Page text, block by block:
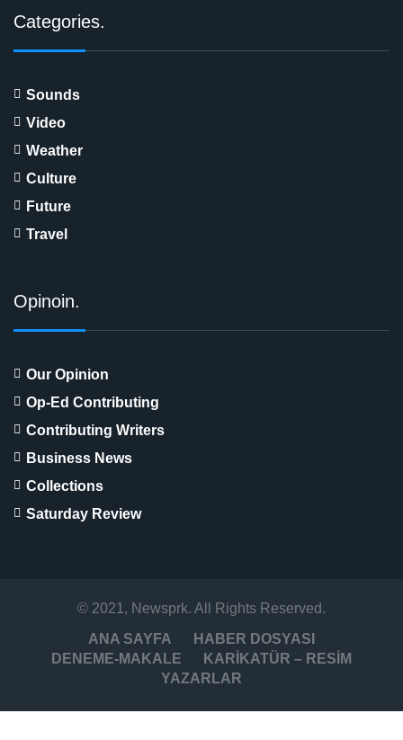
Categories.
Sounds
Video
Weather
Culture
Future
Travel
Opinoin.
Our Opinion
Op-Ed Contributing
Contributing Writers
Business News
Collections
Saturday Review
© 2021, Newsprk. All Rights Reserved.
ANA SAYFA
HABER DOSYASI
DENEME-MAKALE
KARİKATÜR – RESİM
YAZARLAR